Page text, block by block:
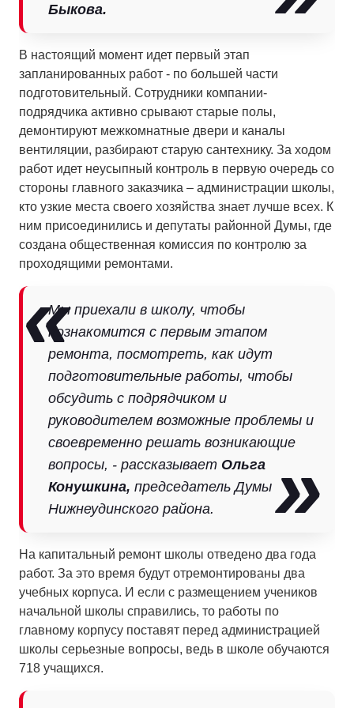
Быкова.
В настоящий момент идет первый этап
запланированных работ - по большей части
подготовительный. Сотрудники компании-
подрядчика активно срывают старые полы,
демонтируют межкомнатные двери и каналы
вентиляции, разбирают старую сантехнику. За ходом
работ идет неусыпный контроль в первую очередь со
стороны главного заказчика – администрации школы,
кто узкие места своего хозяйства знает лучше всех. К
ним присоединились и депутаты районной Думы, где
создана общественная комиссия по контролю за
проходящими ремонтами.
Мы приехали в школу, чтобы
познакомится с первым этапом
ремонта, посмотреть, как идут
подготовительные работы, чтобы
обсудить с подрядчиком и
руководителем возможные проблемы и
своевременно решать возникающие
вопросы, - рассказывает Ольга
Конушкина, председатель Думы
Нижнеудинского района.
На капитальный ремонт школы отведено два года
работ. За это время будут отремонтированы два
учебных корпуса. И если с размещением учеников
начальной школы справились, то работы по
главному корпусу поставят перед администрацией
школы серьезные вопросы, ведь в школе обучаются
718 учащихся.